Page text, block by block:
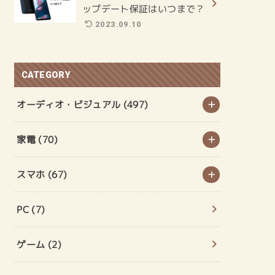
ップデート保証はいつまで？
2023.09.10
CATEGORY
オーディオ・ビジュアル (497)
家電 (70)
スマホ (67)
PC (7)
ゲーム (2)